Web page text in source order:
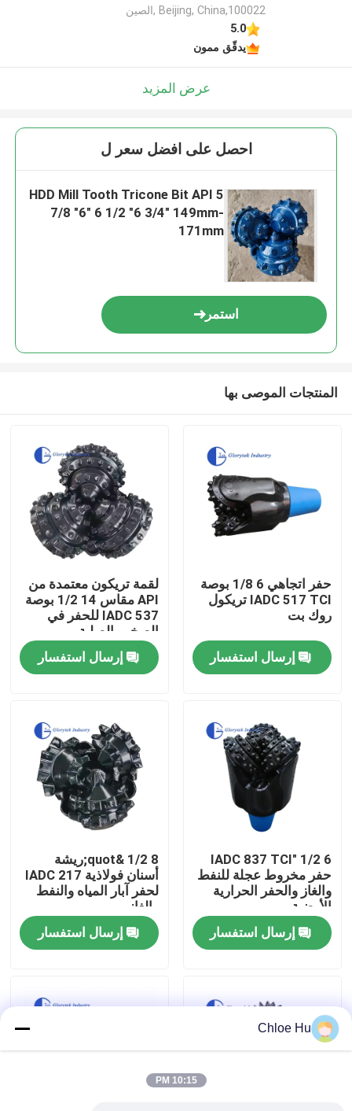
بيت
معلومات عنا
جولة في المعمل
رقابة جودة
أخبار
حالات
اطلب اقتباس
آلات الحفر
Beijing, China,100022 ,الصين
5.0
يدقّق ممون
عرض المزيد
احصل على افضل سعر ل
HDD Mill Tooth Tricone Bit API 5
7/8 "6" 6 1/2 "6 3/4" 149mm-
171mm
استمر
المنتجات الموصى بها
حفر اتجاهي 6 1/8 بوصة
IADC 517 TCI تريكول
روك بت
إرسال استفسار
لقمة تريكون معتمدة من
API مقاس 14 1/2 بوصة
IADC 537 للحفر في
الصخور الصلبة
إرسال استفسار
6 1/2 "IADC 837 TCI
حفر مخروط عجلة للنفط
والغاز والحفر الحرارية
الأرضية
إرسال استفسار
8 1/2 &quot;ريشة
أسنان فولاذية IADC 217
لحفر آبار المياه والنفط
والغاز
إرسال استفسار
Chloe Hu
10:15 PM